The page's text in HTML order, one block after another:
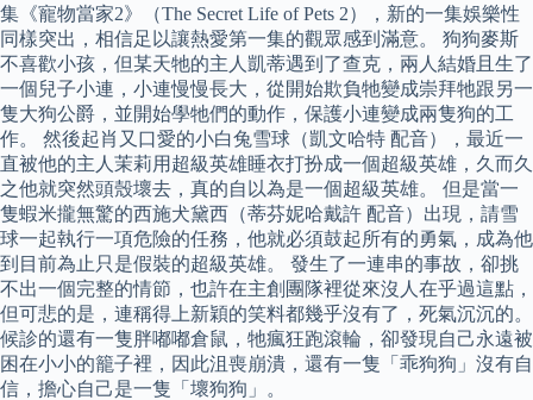
集《寵物當家2》（The Secret Life of Pets 2），新的一集娛樂性
同樣突出，相信足以讓熱愛第一集的觀眾感到滿意。 狗狗麥斯
不喜歡小孩，但某天牠的主人凱蒂遇到了查克，兩人結婚且生了
一個兒子小連，小連慢慢長大，從開始欺負牠變成崇拜牠跟另一
隻大狗公爵，並開始學牠們的動作，保護小連變成兩隻狗的工
作。 然後起肖又口愛的小白兔雪球（凱文哈特 配音），最近一
直被他的主人茉莉用超級英雄睡衣打扮成一個超級英雄，久而久
之他就突然頭殼壞去，真的自以為是一個超級英雄。 但是當一
隻蝦米攏無驚的西施犬黛西（蒂芬妮哈戴許 配音）出現，請雪
球一起執行一項危險的任務，他就必須鼓起所有的勇氣，成為他
到目前為止只是假裝的超級英雄。 發生了一連串的事故，卻挑
不出一個完整的情節，也許在主創團隊裡從來沒人在乎過這點，
但可悲的是，連稱得上新穎的笑料都幾乎沒有了，死氣沉沉的。
候診的還有一隻胖嘟嘟倉鼠，牠瘋狂跑滾輪，卻發現自己永遠被
困在小小的籠子裡，因此沮喪崩潰，還有一隻「乖狗狗」沒有自
信，擔心自己是一隻「壞狗狗」。